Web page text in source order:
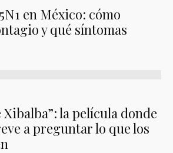
en México: cómo
y qué síntomas
la película donde
a preguntar lo que los